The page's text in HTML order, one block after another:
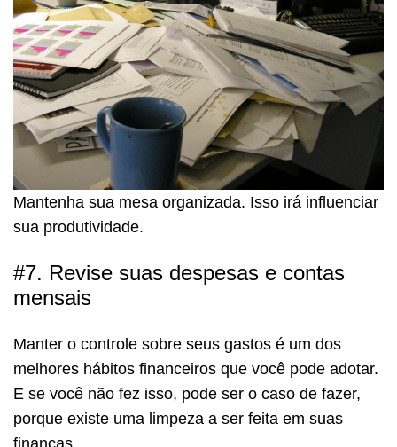
Mantenha sua mesa organizada. Isso irá influenciar
sua produtividade.
#7. Revise suas despesas e contas
mensais
Manter o controle sobre seus gastos é um dos
melhores hábitos financeiros que você pode adotar.
E se você não fez isso, pode ser o caso de fazer,
porque existe uma limpeza a ser feita em suas
finanças.